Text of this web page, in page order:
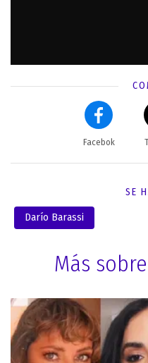
Facebok
SE
Darío Barassi
Más